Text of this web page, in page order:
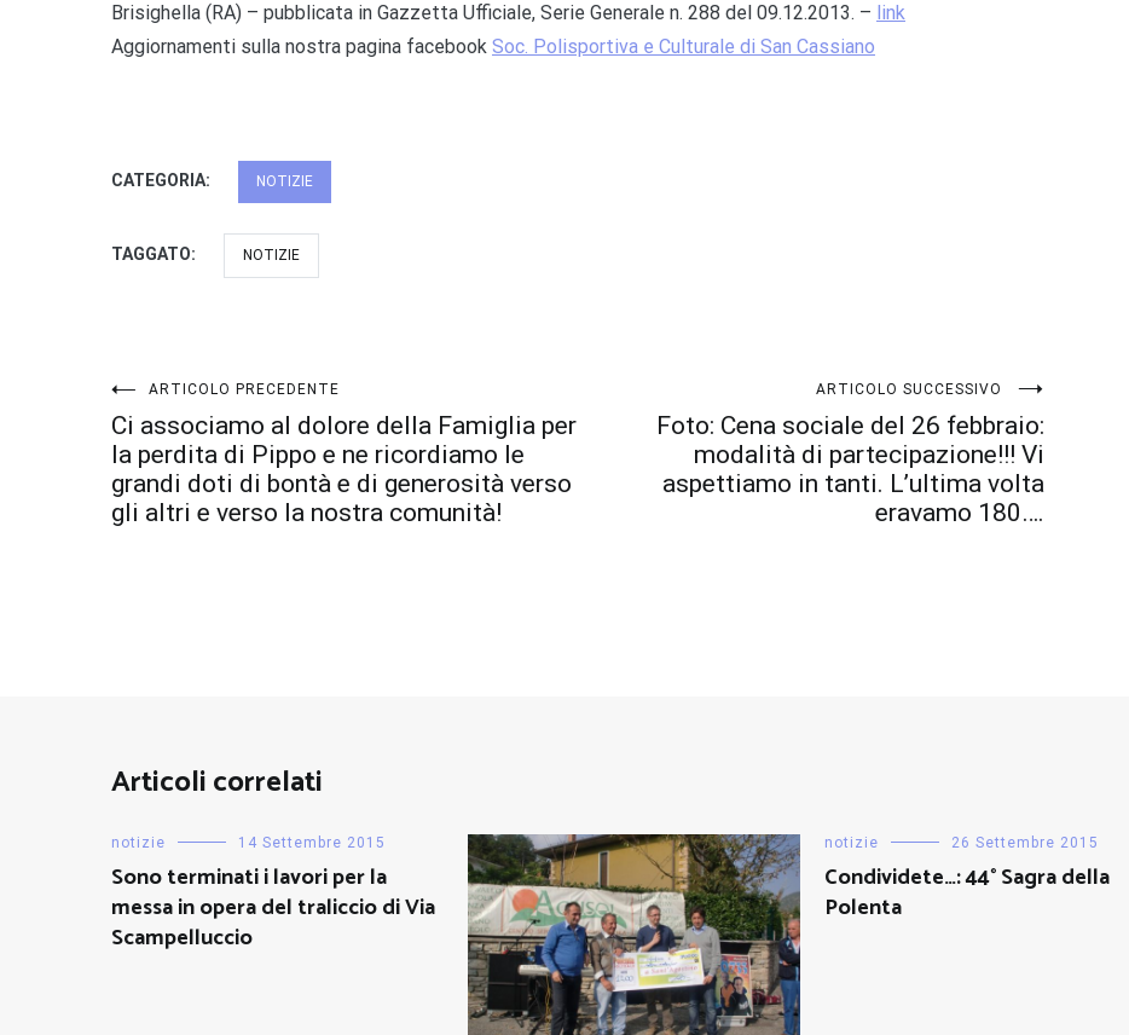
Brisighella (RA) – pubblicata in Gazzetta Ufficiale, Serie Generale n. 288 del 09.12.2013. – link
Aggiornamenti sulla nostra pagina facebook Soc. Polisportiva e Culturale di San Cassiano
CATEGORIA: NOTIZIE
TAGGATO: NOTIZIE
Navigazione
articoli
ARTICOLO PRECEDENTE
Ci associamo al dolore della Famiglia per
la perdita di Pippo e ne ricordiamo le
grandi doti di bontà e di generosità verso
gli altri e verso la nostra comunità!
ARTICOLO SUCCESSIVO
Foto: Cena sociale del 26 febbraio:
modalità di partecipazione!!! Vi
aspettiamo in tanti. L’ultima volta
eravamo 180….
Articoli correlati
notizie 14 Settembre 2015
Sono terminati i lavori per la
messa in opera del traliccio di Via
Scampelluccio
notizie 26 Settembre 2015
Condividete…: 44° Sagra della
Polenta